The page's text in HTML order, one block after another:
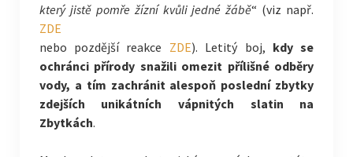
který jistě pomře žízní kvůli jedné žábě“ (viz např.
ZDE
nebo pozdější reakce ZDE). Letitý boj, kdy se
ochránci přírody snažili omezit přílišné odběry
vody, a tím zachránit alespoň poslední zbytky
zdejších unikátních vápnitých slatin na
Zbytkách.